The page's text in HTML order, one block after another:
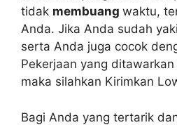
tidak membuang waktu,
Anda. Jika Anda sudah
serta Anda juga cocok
Pekerjaan yang
maka silahkan Kirimkan
Bagi Anda yang tertarik